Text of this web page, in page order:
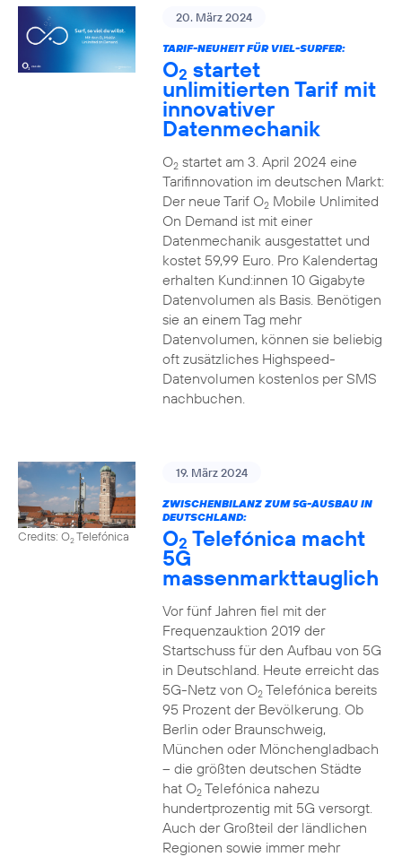
20. März 2024
TARIF-NEUHEIT FÜR VIEL-SURFER:
O2 startet
unlimitierten Tarif mit
innovativer
Datenmechanik
O2startet am 3. April 2024 eine
Tarifinnovation im deutschen Markt:
Der neue Tarif O2Mobile Unlimited
On Demand ist mit einer
Datenmechanik ausgestattet und
kostet 59,99 Euro. Pro Kalendertag
erhalten Kund:innen 10 Gigabyte
Datenvolumen als Basis. Benötigen
sie an einem Tag mehr
Datenvolumen, können sie beliebig
oft zusätzliches Highspeed-
Datenvolumen kostenlos per SMS
nachbuchen.
Credits: O2Telefónica
19. März 2024
ZWISCHENBILANZ ZUM 5G-AUSBAU IN
DEUTSCHLAND:
O2 Telefónica macht
5G
massenmarkttauglich
Vor fünf Jahren fiel mit der
Frequenzauktion 2019 der
Startschuss für den Aufbau von 5G
in Deutschland. Heute erreicht das
5G-Netz von O2Telefónica bereits
95 Prozent der Bevölkerung. Ob
Berlin oder Braunschweig,
München oder Mönchengladbach
– die größten deutschen Städte
hat O2Telefónica nahezu
hundertprozentig mit 5G versorgt.
Auch der Großteil der ländlichen
Regionen sowie immer mehr